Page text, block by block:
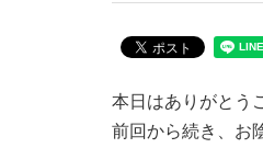
本日はありがとう
前回から続き、お